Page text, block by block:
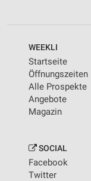
WEEKLI
Startseite
Öffnungszeiten
Alle Prospekte
Angebote
Magazin
SOCIAL
Facebook
Twitter